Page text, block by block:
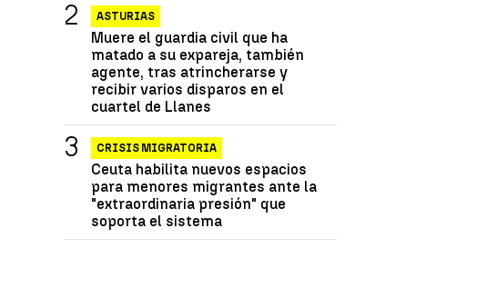
ASTURIAS
Muere el guardia civil que ha
matado a su expareja, también
agente, tras atrincherarse y
recibir varios disparos en el
cuartel de Llanes
CRISIS MIGRATORIA
Ceuta habilita nuevos espacios
para menores migrantes ante la
"extraordinaria presión" que
soporta el sistema